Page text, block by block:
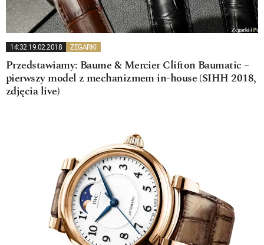
14:32 19.02.2018 ZEGARKI
Przedstawiamy: Baume & Mercier Clifton Baumatic –
pierwszy model z mechanizmem in-house (SIHH 2018,
zdjęcia live)